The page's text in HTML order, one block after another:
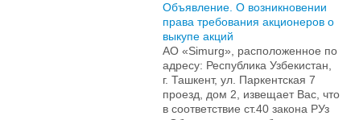
Объявление. О возникновении
права требования акционеров о
выкупе акций
АО «Simurg», расположенное по
адресу: Республика Узбекистан,
г. Ташкент, ул. Паркентская 7
проезд, дом 2, извещает Вас, что
в соответствие ст.40 закона РУз